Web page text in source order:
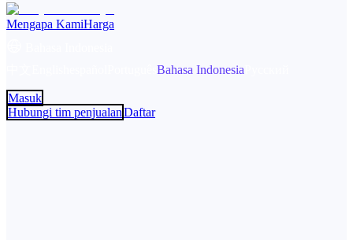
Mengapa KamiHarga
Bahasa Indonesia
Masuk
Hubungi tim penjualanDaftar